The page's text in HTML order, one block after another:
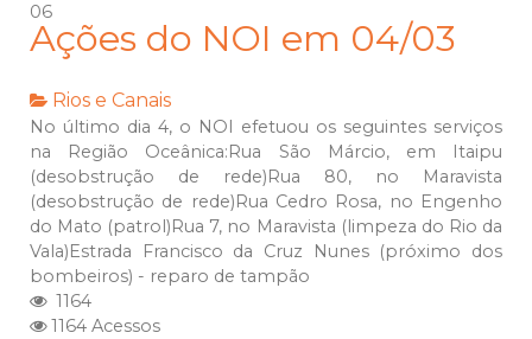
06
Ações do NOI em 04/03
Rios e Canais
No último dia 4, o NOI efetuou os seguintes serviços
na Região Oceânica:Rua São Márcio, em Itaipu
(desobstrução de rede)Rua 80, no Maravista
(desobstrução de rede)Rua Cedro Rosa, no Engenho
do Mato (patrol)Rua 7, no Maravista (limpeza do Rio da
Vala)Estrada Francisco da Cruz Nunes (próximo dos
bombeiros) - reparo de tampão
1164
1164 Acessos